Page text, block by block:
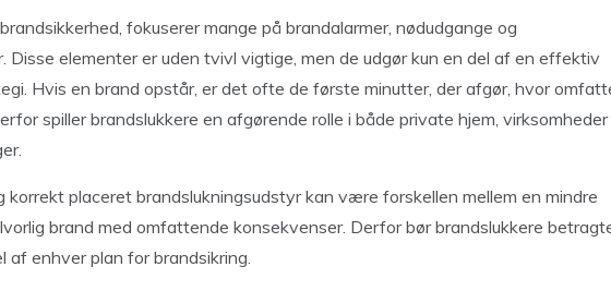
fokuserer mange på brandalarmer, nødudgange og
Disse elementer er uden tvivl vigtige, men de udgør kun en del af en effektiv
Hvis en brand opstår, er det ofte de første minutter, der afgør, hvor
spiller brandslukkere en afgørende rolle i både private hjem, virksomheder
korrekt placeret brandslukningsudstyr kan være forskellen mellem en mindre
brand med omfattende konsekvenser. Derfor bør brandslukkere
af enhver plan for brandsikring.